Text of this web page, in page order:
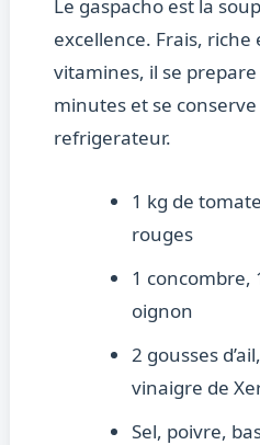
Le gaspacho est la
excellence. Frais, riche
vitamines, il se
minutes et se
refrigerateur.
1 kg de
rouges
1 concombre,
oignon
2 gousses
vinaigre de
Sel, poivre,